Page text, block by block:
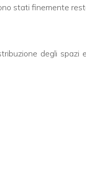
stati finemente
degli spazi